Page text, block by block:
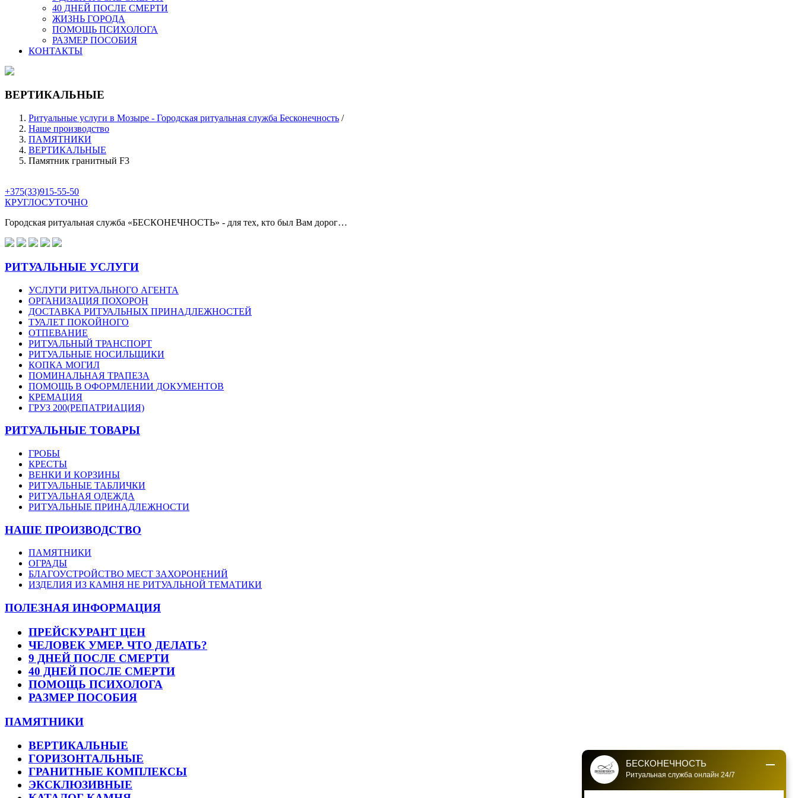
40 ДНЕЙ ПОСЛЕ СМЕРТИ
ЖИЗНЬ ГОРОДА
ПОМОЩЬ ПСИХОЛОГА
РАЗМЕР ПОСОБИЯ
КОНТАКТЫ
ВЕРТИКАЛЬНЫЕ
Ритуальные услуги в Мозыре - Городская ритуальная служба Бесконечность /
Наше производство
ПАМЯТНИКИ
ВЕРТИКАЛЬНЫЕ
Памятник гранитный F3
+375(33)915-55-50
КРУГЛОСУТОЧНО
Городская ритуальная служба «БЕСКОНЕЧНОСТЬ» - для тех, кто был Вам дорог…
РИТУАЛЬНЫЕ УСЛУГИ
УСЛУГИ РИТУАЛЬНОГО АГЕНТА
ОРГАНИЗАЦИЯ ПОХОРОН
ДОСТАВКА РИТУАЛЬНЫХ ПРИНАДЛЕЖНОСТЕЙ
ТУАЛЕТ ПОКОЙНОГО
ОТПЕВАНИЕ
РИТУАЛЬНЫЙ ТРАНСПОРТ
РИТУАЛЬНЫЕ НОСИЛЬЩИКИ
КОПКА МОГИЛ
ПОМИНАЛЬНАЯ ТРАПЕЗА
ПОМОЩЬ В ОФОРМЛЕНИИ ДОКУМЕНТОВ
КРЕМАЦИЯ
ГРУЗ 200(РЕПАТРИАЦИЯ)
РИТУАЛЬНЫЕ ТОВАРЫ
ГРОБЫ
КРЕСТЫ
ВЕНКИ И КОРЗИНЫ
РИТУАЛЬНЫЕ ТАБЛИЧКИ
РИТУАЛЬНАЯ ОДЕЖДА
РИТУАЛЬНЫЕ ПРИНАДЛЕЖНОСТИ
НАШЕ ПРОИЗВОДСТВО
ПАМЯТНИКИ
ОГРАДЫ
БЛАГОУСТРОЙСТВО МЕСТ ЗАХОРОНЕНИЙ
ИЗДЕЛИЯ ИЗ КАМНЯ НЕ РИТУАЛЬНОЙ ТЕМАТИКИ
ПОЛЕЗНАЯ ИНФОРМАЦИЯ
ПРЕЙСКУРАНТ ЦЕН
ЧЕЛОВЕК УМЕР. ЧТО ДЕЛАТЬ?
9 ДНЕЙ ПОСЛЕ СМЕРТИ
40 ДНЕЙ ПОСЛЕ СМЕРТИ
ПОМОЩЬ ПСИХОЛОГА
РАЗМЕР ПОСОБИЯ
ПАМЯТНИКИ
ВЕРТИКАЛЬНЫЕ
ГОРИЗОНТАЛЬНЫЕ
ГРАНИТНЫЕ КОМПЛЕКСЫ
ЭКСКЛЮЗИВНЫЕ
БЕСКОНЕЧНОСТЬ
Ритуальная служба онлайн 24/7